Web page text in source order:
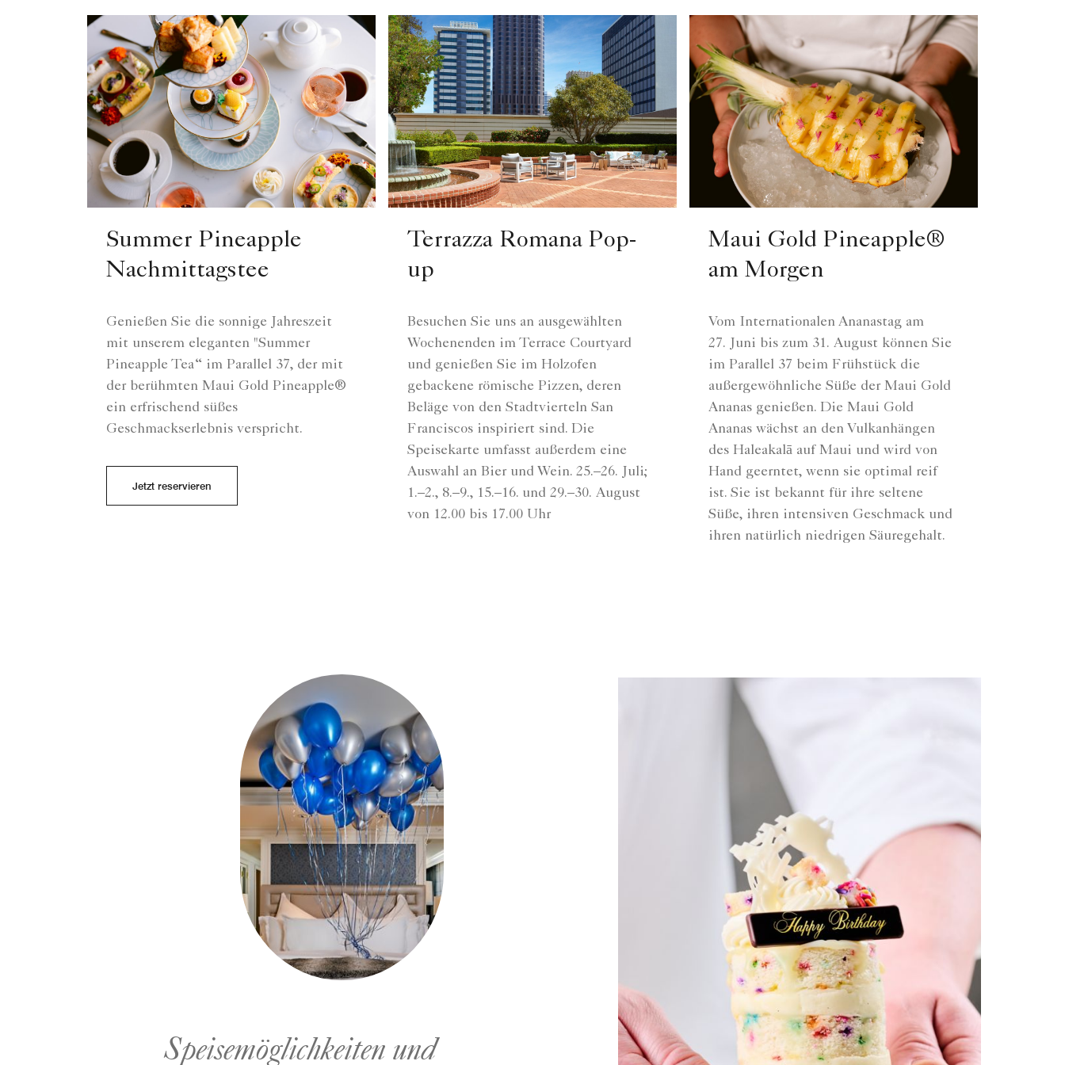
Summer Pineapple
Nachmittagstee
Genießen Sie die sonnige Jahreszeit
mit unserem eleganten "Summer
Pineapple Tea“ im Parallel 37, der mit
der berühmten Maui Gold Pineapple®
ein erfrischend süßes
Geschmackserlebnis verspricht.
Jetzt reservieren
Terrazza Romana Pop-
up
Besuchen Sie uns an ausgewählten
Wochenenden im Terrace Courtyard
und genießen Sie im Holzofen
gebackene römische Pizzen, deren
Beläge von den Stadtvierteln San
Franciscos inspiriert sind. Die
Speisekarte umfasst außerdem eine
Auswahl an Bier und Wein. 25.–26. Juli;
1.–2., 8.–9., 15.–16. und 29.–30. August
von 12.00 bis 17.00 Uhr
Maui Gold Pineapple®
am Morgen
Vom Internationalen Ananastag am
27. Juni bis zum 31. August können Sie
im Parallel 37 beim Frühstück die
außergewöhnliche Süße der Maui Gold
Ananas genießen. Die Maui Gold
Ananas wächst an den Vulkanhängen
des Haleakalā auf Maui und wird von
Hand geerntet, wenn sie optimal reif
ist. Sie ist bekannt für ihre seltene
Süße, ihren intensiven Geschmack und
ihren natürlich niedrigen Säuregehalt.
Speisemöglichkeiten und